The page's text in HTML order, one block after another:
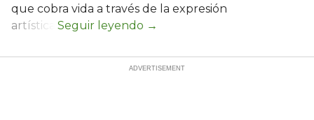
que cobra vida a través de la expresión
artística.